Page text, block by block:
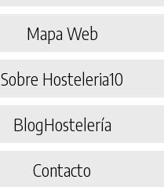
Mapa Web
Sobre Hosteleria10
BlogHostelería
Contacto